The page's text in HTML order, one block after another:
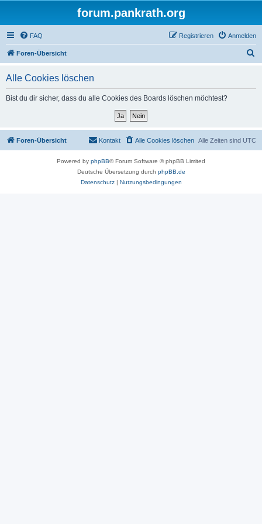
forum.pankrath.org
FAQ Anmelden
Registrieren
Foren-Übersicht
Alle Cookies löschen
Bist du dir sicher, dass du alle Cookies des Boards löschen möchtest?
Foren-Übersicht Alle Zeiten sind UTC
Alle Cookies löschen
Kontakt
Powered by phpBB® Forum Software © phpBB Limited
Deutsche Übersetzung durch phpBB.de
Datenschutz| Nutzungsbedingungen